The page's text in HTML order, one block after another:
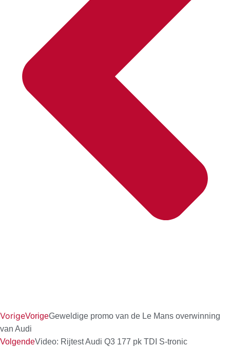
VorigeVorigeGeweldige promo van de Le Mans overwinning
van Audi
VolgendeVideo: Rijtest Audi Q3 177 pk TDI S-tronic